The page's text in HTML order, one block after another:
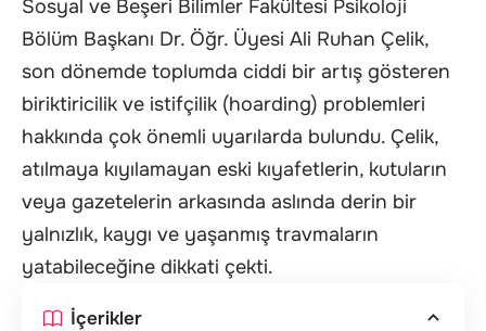
Sosyal ve Beşeri Bilimler Fakültesi Psikoloji
Bölüm Başkanı Dr. Öğr. Üyesi Ali Ruhan Çelik,
son dönemde toplumda ciddi bir artış gösteren
biriktiricilik ve istifçilik (hoarding) problemleri
hakkında çok önemli uyarılarda bulundu. Çelik,
atılmaya kıyılamayan eski kıyafetlerin, kutuların
veya gazetelerin arkasında aslında derin bir
yalnızlık, kaygı ve yaşanmış travmaların
yatabileceğine dikkati çekti.
İçerikler